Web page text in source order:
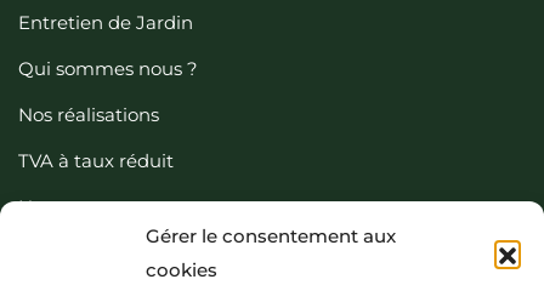
Gérer le consentement aux
cookies
Entretien de Jardin
Qui sommes nous ?
Nos réalisations
TVA à taux réduit
Nous contacter